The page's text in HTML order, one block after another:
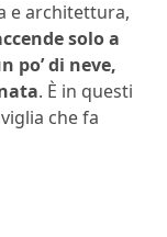
e architettura,
solo a
po’ di neve,
. È in questi
che fa